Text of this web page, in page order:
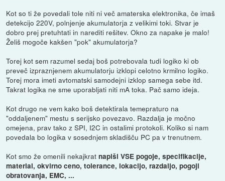
Kot so ti že povedali tole niti ni več amaterska elektronika, če imaš
detekcijo 220V, polnjenje akumulatorja z velikimi toki. Stvar je
dobro prej pretuhtati in narediti rešitev. Okno za napake je malo!
Želiš mogoče kakšen "pok" akumulatorja?
Torej kot sem razumel sedaj boš potrebovala tudi logiko ki ob
preveč izpraznjenem akumulatorju izklopi celotno krmilno logiko.
Torej mora imeti avtomatski samodejni izklop samega sebe itd.
Takrat logika ne sme uporabljati niti mA toka. Pač samo ideja.
Kot drugo ne vem kako boš detektirala temepraturo na
"oddaljenem" mestu s serijsko povezavo. Razdalja je močno
omejena, prav tako z SPI, I2C in ostalimi protokoli. Koliko si nam
povedala bo logika v sosednjem skladišču PC pa v trenutnem.
Kot smo že omenili nekajkratnapiši VSE pogoje, specifikacije,
material, okvirno ceno, tolerance, lokacijo, razdaljo, pogoji
obratovanja, EMC, ...